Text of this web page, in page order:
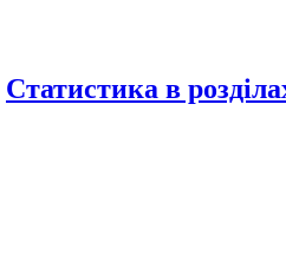
Статистика в